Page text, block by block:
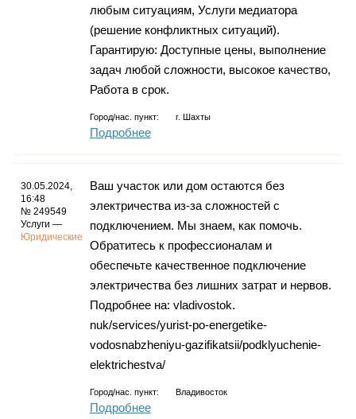
любым ситуациям, Услуги медиатора
(решение конфликтных ситуаций).
Гарантирую: Доступные цены, выполнение
задач любой сложности, высокое качество,
Работа в срок.
Город/нас. пункт: г. Шахты
Подробнее
30.05.2024,
16:48
№ 249549
Услуги —
Юридические
Ваш участок или дом остаются без
электричества из-за сложностей с
подключением. Мы знаем, как помочь.
Обратитесь к профессионалам и
обеспечьте качественное подключение
электричества без лишних затрат и нервов.
Подробнее на: vladivostok.
nuk/services/yurist-po-energetike-
vodosnabzheniyu-gazifikatsii/podklyuchenie-
elektrichestva/
Город/нас. пункт: Владивосток
Подробнее